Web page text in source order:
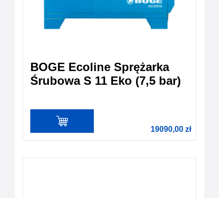
BOGE Ecoline Sprężarka
Śrubowa S 11 Eko (7,5 bar)
19090,00 zł